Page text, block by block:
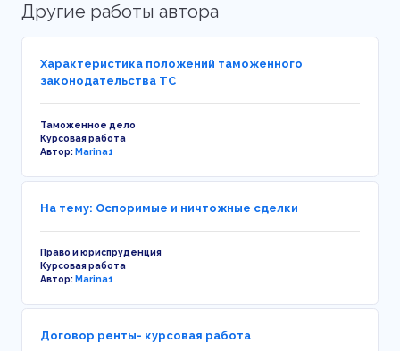
Другие работы автора
Характеристика положений таможенного
законодательства ТС
Таможенное дело
Курсовая работа
Автор:Marina1
На тему: Оспоримые и ничтожные сделки
Право и юриспруденция
Курсовая работа
Автор:Marina1
Договор ренты- курсовая работа